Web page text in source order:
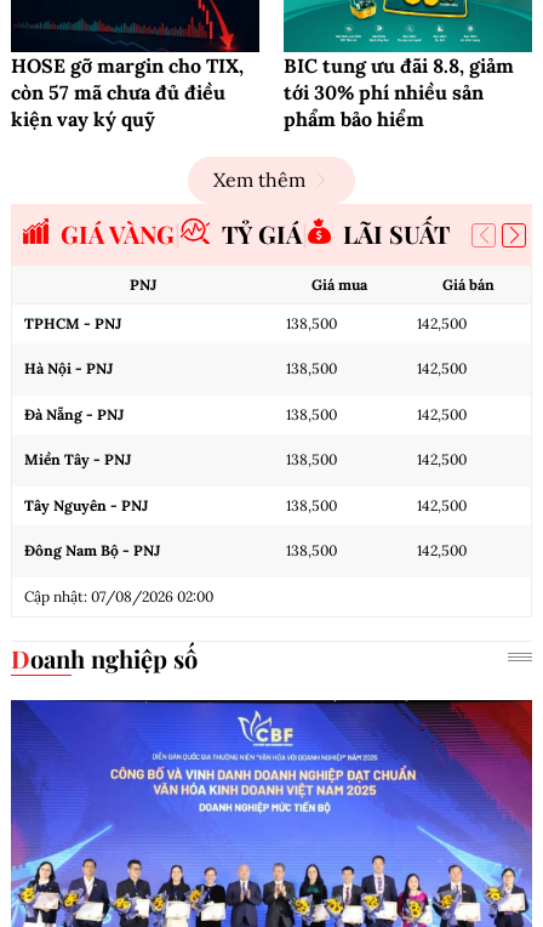
HOSE gỡ margin cho TIX,
còn 57 mã chưa đủ điều
kiện vay ký quỹ
BIC tung ưu đãi 8.8, giảm
tới 30% phí nhiều sản
phẩm bảo hiểm
Xem thêm
GIÁ VÀNG TỶ GIÁ LÃI SUẤT
PNJ Giá mua Giá bán
TPHCM - PNJ 138,500 142,500
Hà Nội - PNJ 138,500 142,500
Đà Nẵng - PNJ 138,500 142,500
Miền Tây - PNJ 138,500 142,500
Tây Nguyên - PNJ 138,500 142,500
Đông Nam Bộ - PNJ 138,500 142,500
Cập nhật: 07/08/2026 02:00
Doanh nghiệp số